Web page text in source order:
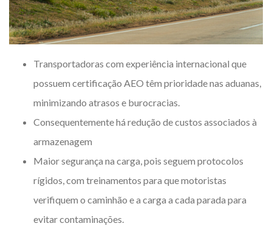
Transportadoras com experiência internacional que
possuem certificação AEO têm prioridade nas aduanas,
minimizando atrasos e burocracias.
Consequentemente há redução de custos associados à
armazenagem
Maior segurança na carga, pois seguem protocolos
rígidos, com treinamentos para que motoristas
verifiquem o caminhão e a carga a cada parada para
evitar contaminações.